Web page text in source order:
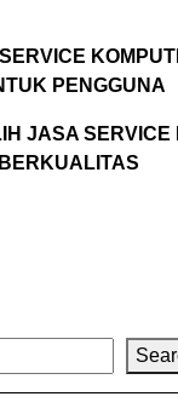
PENGGUNA
JASA SERVICE